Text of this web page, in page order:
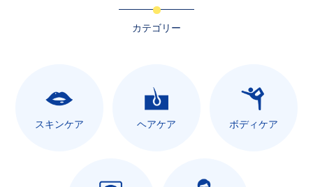
カテゴリー
スキンケア ヘアケア ボディケア